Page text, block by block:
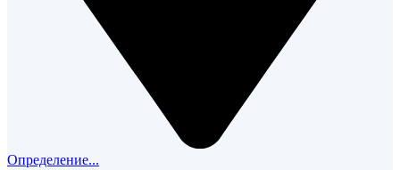
Определение...